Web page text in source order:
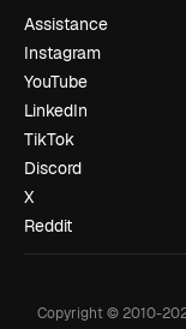
Assistance
Instagram
YouTube
LinkedIn
TikTok
Discord
X
Reddit
Copyright © 2010-